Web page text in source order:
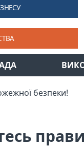
безпеки!